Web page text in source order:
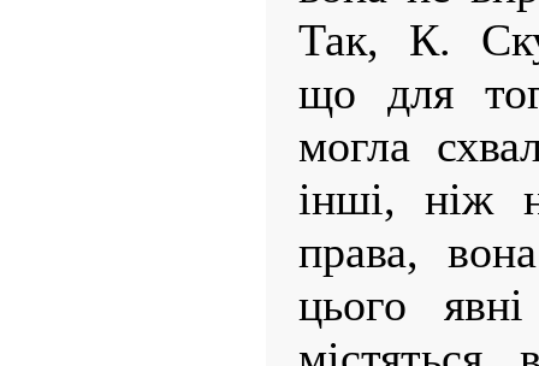
Так, К.
що для
могла
інші, ніж
права,
цього